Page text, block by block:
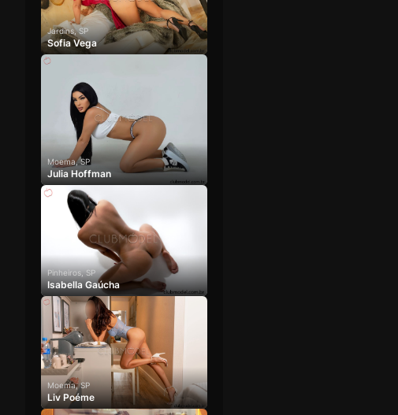
Jardins, SP
Sofia Vega
Moema, SP
Julia Hoffman
Pinheiros, SP
Isabella Gaúcha
Moema, SP
Liv Poéme